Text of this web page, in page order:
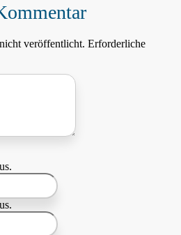
veröffentlicht. Erforderliche